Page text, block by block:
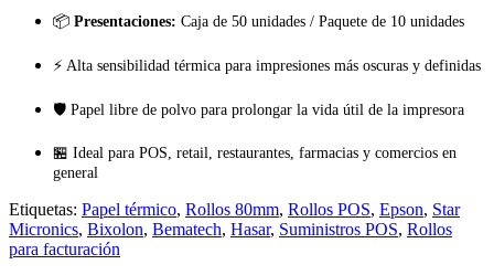
📦 Presentaciones: Caja de 50 unidades / Paquete de 10 unidades
⚡ Alta sensibilidad térmica para impresiones más oscuras y definidas
🛡️ Papel libre de polvo para prolongar la vida útil de la impresora
🏪 Ideal para POS, retail, restaurantes, farmacias y comercios en
general
Etiquetas: Papel térmico, Rollos 80mm, Rollos POS, Epson, Star
Micronics, Bixolon, Bematech, Hasar, Suministros POS, Rollos
para facturación